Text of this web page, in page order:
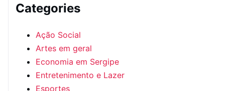
Categories
Ação Social
Artes em geral
Economia em Sergipe
Entretenimento e Lazer
Esportes